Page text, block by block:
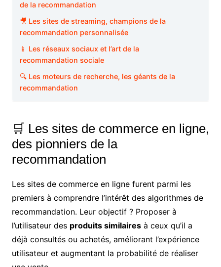
de la recommandation
🎥 Les sites de streaming, champions de la
recommandation personnalisée
📱 Les réseaux sociaux et l’art de la
recommandation sociale
🔍 Les moteurs de recherche, les géants de la
recommandation
🛒 Les sites de commerce en ligne,
des pionniers de la
recommandation
Les sites de commerce en ligne furent parmi les
premiers à comprendre l’intérêt des algorithmes de
recommandation. Leur objectif ? Proposer à
l’utilisateur des produits similairesà ceux qu’il a
déjà consultés ou achetés, améliorant l’expérience
utilisateur et augmentant la probabilité de réaliser